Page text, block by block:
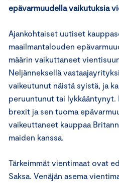
epävarmuudella vaikutuksia
Ajankohtaiset uutiset
maailmantalouden
määrin vaikuttaneet
Neljänneksellä
vaikeutunut näistä syistä, ja
peruuntunut tai lykkääntynyt.
brexit ja sen tuoma
vaikeuttaneet kauppaa
maiden kanssa.
Tärkeimmät vientimaat ovat
Saksa. Venäjän asema